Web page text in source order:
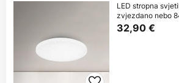
LED stropna
zvjezdano nebo
32,90 €